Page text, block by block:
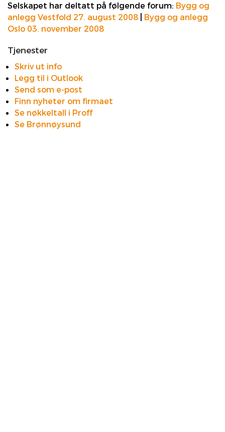
Selskapet har deltatt på følgende forum: Bygg og
anlegg Vestfold 27. august 2008
Bygg og anlegg
Oslo 03. november 2008
Tjenester
Skriv ut info
Legg til i Outlook
Send som e-post
Finn nyheter om firmaet
Se nøkkeltall i Proff
Se Brønnøysund